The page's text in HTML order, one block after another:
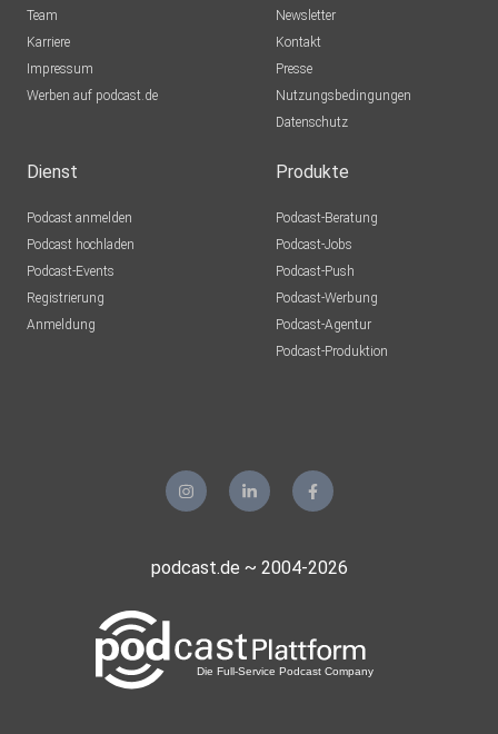
Team
Karriere
Impressum
Werben auf podcast.de
Newsletter
Kontakt
Presse
Nutzungsbedingungen
Datenschutz
Dienst
Podcast anmelden
Podcast hochladen
Podcast-Events
Registrierung
Anmeldung
Produkte
Podcast-Beratung
Podcast-Jobs
Podcast-Push
Podcast-Werbung
Podcast-Agentur
Podcast-Produktion
podcast.de ~ 2004-2026